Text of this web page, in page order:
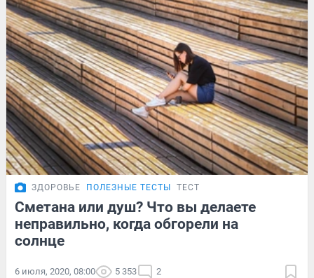
ЗДОРОВЬЕ ПОЛЕЗНЫЕ ТЕСТЫ ТЕСТ
Сметана или душ? Что вы делаете
неправильно, когда обгорели на
солнце
6 июля, 2020, 08:00 5 353 2